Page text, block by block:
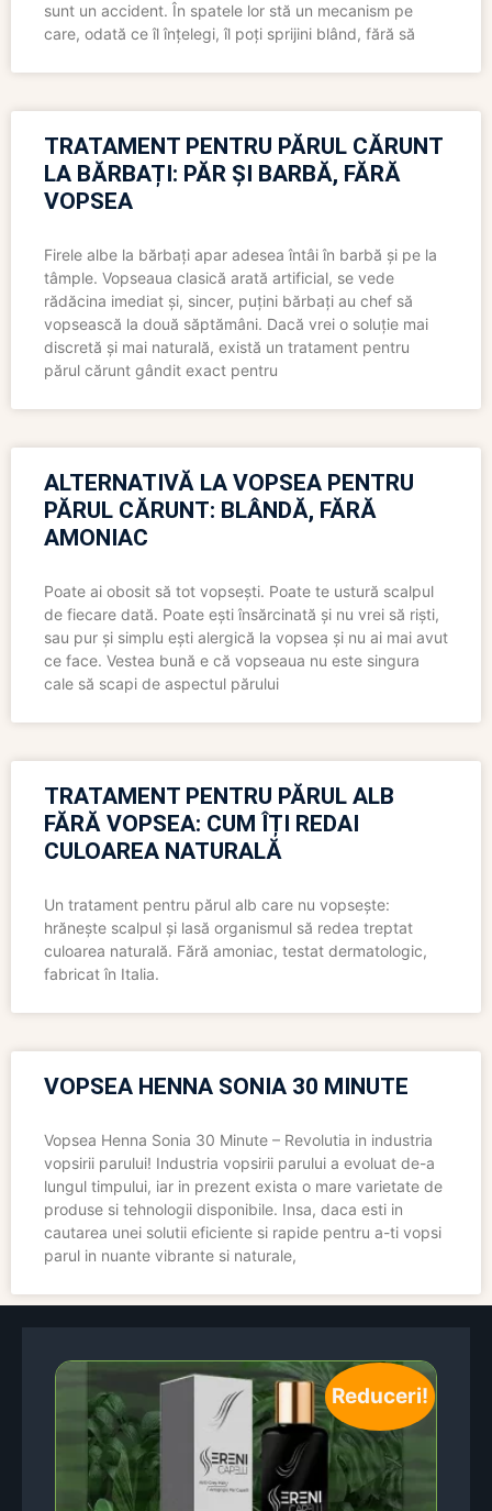
sunt un accident. În spatele lor stă un mecanism pe
care, odată ce îl înțelegi, îl poți sprijini blând, fără să
TRATAMENT PENTRU PĂRUL CĂRUNT
LA BĂRBAȚI: PĂR ȘI BARBĂ, FĂRĂ
VOPSEA
Firele albe la bărbați apar adesea întâi în barbă și pe la
tâmple. Vopseaua clasică arată artificial, se vede
rădăcina imediat și, sincer, puțini bărbați au chef să
vopsească la două săptămâni. Dacă vrei o soluție mai
discretă și mai naturală, există un tratament pentru
părul cărunt gândit exact pentru
ALTERNATIVĂ LA VOPSEA PENTRU
PĂRUL CĂRUNT: BLÂNDĂ, FĂRĂ
AMONIAC
Poate ai obosit să tot vopsești. Poate te ustură scalpul
de fiecare dată. Poate ești însărcinată și nu vrei să riști,
sau pur și simplu ești alergică la vopsea și nu ai mai avut
ce face. Vestea bună e că vopseaua nu este singura
cale să scapi de aspectul părului
TRATAMENT PENTRU PĂRUL ALB
FĂRĂ VOPSEA: CUM ÎȚI REDAI
CULOAREA NATURALĂ
Un tratament pentru părul alb care nu vopsește:
hrănește scalpul și lasă organismul să redea treptat
culoarea naturală. Fără amoniac, testat dermatologic,
fabricat în Italia.
VOPSEA HENNA SONIA 30 MINUTE
Vopsea Henna Sonia 30 Minute – Revolutia in industria
vopsirii parului! Industria vopsirii parului a evoluat de-a
lungul timpului, iar in prezent exista o mare varietate de
produse si tehnologii disponibile. Insa, daca esti in
cautarea unei solutii eficiente si rapide pentru a-ti vopsi
parul in nuante vibrante si naturale,
Reduceri!